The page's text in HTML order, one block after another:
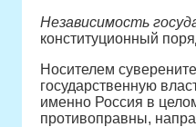
Независимость
конституционный
Носителем
государственную
именно Россия в
противоправны,